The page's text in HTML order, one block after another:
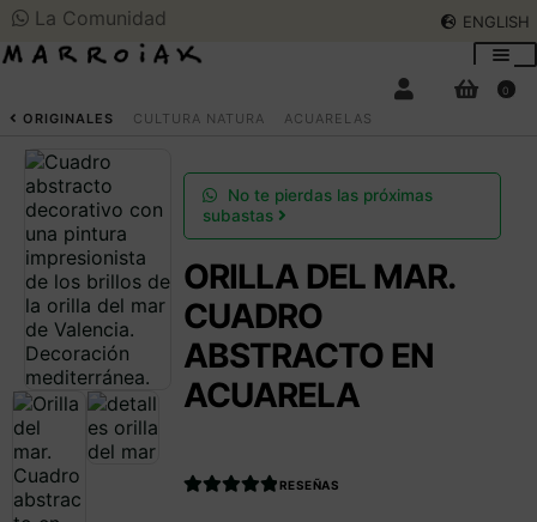
La Comunidad ENGLISH
navegación
BUSCAR ENGLISH
SUBASTAS DE ARTE
COMPRAR AHORA
COMUNIDAD
HORARIO VERANO
0
ORIGINALES CULTURA NATURA ACUARELAS
No te pierdas las próximas
subastas
ORILLA DEL MAR.
CUADRO
ABSTRACTO EN
ACUARELA
RESEÑAS